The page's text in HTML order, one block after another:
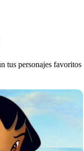
tus personajes favoritos